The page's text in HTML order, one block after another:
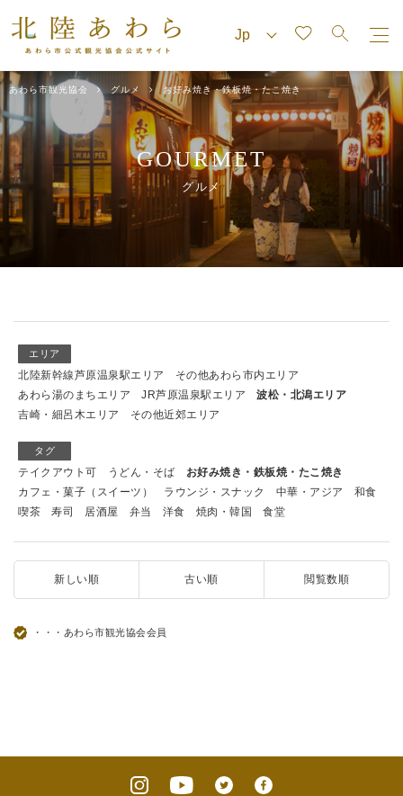
あわら市観光協会 グルメ お好み焼き・鉄板焼・たこ焼き
GOURMET
グルメ
エリア
北陸新幹線芦原温泉駅エリア
その他あわら市内エリア
あわら湯のまちエリア
JR芦原温泉駅エリア
波松・北潟エリア
吉崎・細呂木エリア
その他近郊エリア
タグ
テイクアウト可 うどん・そば
お好み焼き・鉄板焼・たこ焼き
カフェ・菓子（スイーツ）
ラウンジ・スナック 中華・アジア
和食
喫茶
寿司 居酒屋 弁当 洋食 焼肉・韓国 食堂
新しい順 古い順 閲覧数順
・・・あわら市観光協会会員